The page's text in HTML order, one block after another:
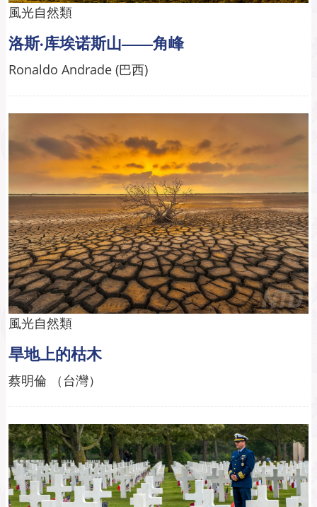
風光自然類
洛斯·库埃诺斯山——角峰
Ronaldo Andrade (巴西)
風光自然類
旱地上的枯木
蔡明倫 （台灣）